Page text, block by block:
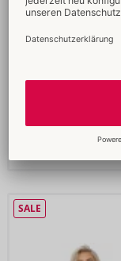
SALE